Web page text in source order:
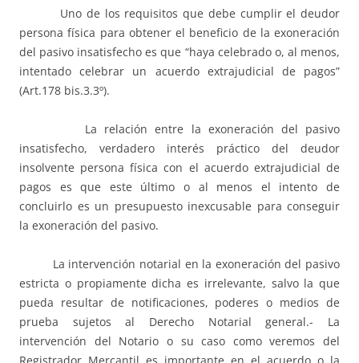
Uno de los requisitos que debe cumplir el deudor
persona física para obtener el beneficio de la exoneración
del pasivo insatisfecho es que “haya celebrado o, al menos,
intentado celebrar un acuerdo extrajudicial de pagos”
(Art.178 bis.3.3º).
La relación entre la exoneración del pasivo
insatisfecho, verdadero interés práctico del deudor
insolvente persona física con el acuerdo extrajudicial de
pagos es que este último o al menos el intento de
concluirlo es un presupuesto inexcusable para conseguir
la exoneración del pasivo.
La intervención notarial en la exoneración del pasivo
estricta o propiamente dicha es irrelevante, salvo la que
pueda resultar de notificaciones, poderes o medios de
prueba sujetos al Derecho Notarial general.- La
intervención del Notario o su caso como veremos del
Registrador Mercantil es importante en el acuerdo o la